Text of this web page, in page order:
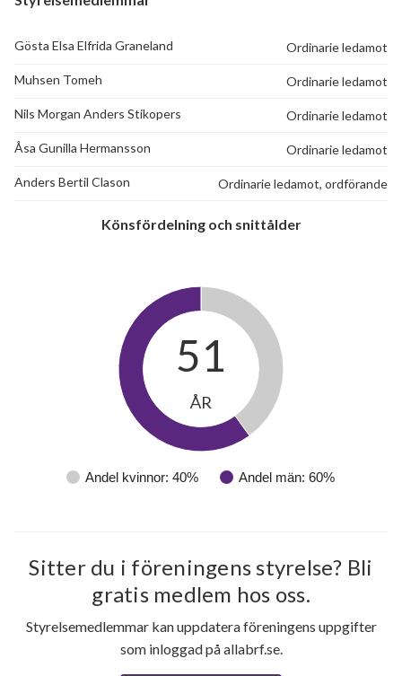
39
Gösta Elsa Elfrida Graneland Ordinarie ledamot
Muhsen Tomeh Ordinarie ledamot
Nils Morgan Anders Stikopers Ordinarie ledamot
Åsa Gunilla Hermansson Ordinarie ledamot
Anders Bertil Clason Ordinarie ledamot, ordförande
Könsfördelning och snittålder
Andel kvinnor: 40% Andel män: 60%
51
ÅR
Sitter du i föreningens styrelse? Bli
gratis medlem hos oss.
Styrelsemedlemmar kan uppdatera föreningens uppgifter
som inloggad på allabrf.se.